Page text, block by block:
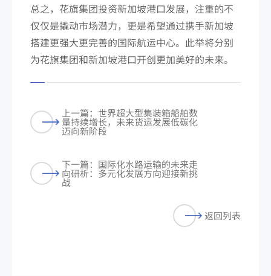
总之，花旗集团投资新加坡港口发展，注重的不
仅仅是撬动市场潜力，更是希望通过携手新加坡
搭建更强大更完善的国际航运中心。此举将分别
为花旗集团和新加坡港口开创更加美好的未来。
上一篇：世界超大型集装箱船舶数
量持续增长，未来货运发展低碳化
迈向新阶段
下一篇：国际化水路运输的未来走
向研析：多元化发展方向迎接新挑
战
返回列表